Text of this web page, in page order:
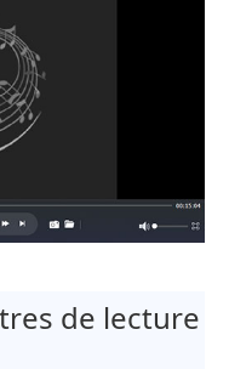
de lecture